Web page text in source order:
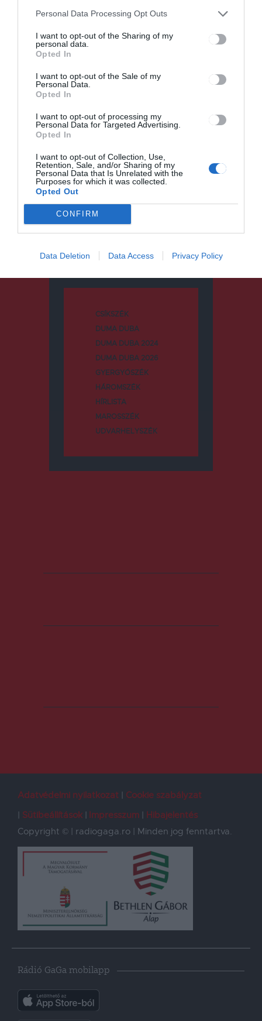
Personal Data Processing Opt Outs
I want to opt-out of the Sharing of my
personal data.
Opted In
I want to opt-out of the Sale of my
Personal Data.
Opted In
I want to opt-out of processing my
Personal Data for Targeted Advertising.
Opted In
I want to opt-out of Collection, Use,
Retention, Sale, and/or Sharing of my
Personal Data that Is Unrelated with the
Purposes for which it was collected.
Opted Out
CONFIRM
Data Deletion Data Access Privacy Policy
Petőfi 200 – mozgó
múzeumbusz-kiállítás
Keresés
Keresés:
Kategóriák
CSÍKSZÉK
DUMA DUBA
DUMA DUBA 2024
DUMA DUBA 2026
GYERGYÓSZÉK
HÁROMSZÉK
HÍRLISTA
MAROSSZÉK
UDVARHELYSZÉK
Adatvédelmi nyilatkozat
Cookie szabályzat
Sütibeállítások
Impresszum
Hibajelentés
Copyright © | radiogaga.ro | Minden jog fenntartva.
Rádió GaGa mobilapp